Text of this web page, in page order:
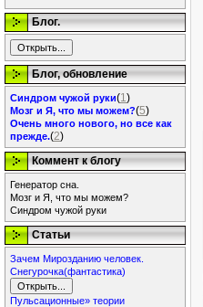
Блог.
Блог, обновление
Синдром чужой руки(1)
Мозг и Я, что мы можем?(5)
Очень много нового, но все как
прежде.(2)
Коммент к блогу
Генератор сна.
Мозг и Я, что мы можем?
Синдром чужой руки
Статьи
Зачем Мирозданию человек.
Снегурочка(фантастика)
Пульсационные» теории